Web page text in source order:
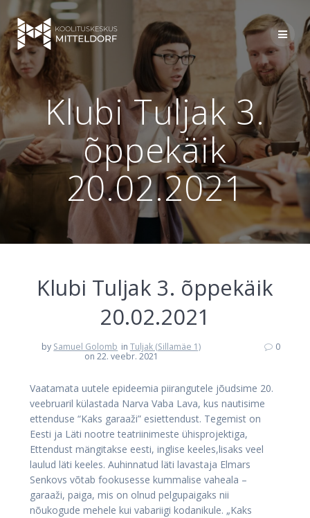
Skip
to
content
Klubi Tuljak 3.
õppekäik
20.02.2021
Klubi Tuljak 3. õppekäik
20.02.2021
by Samuel Golomb in Tuljak (Sillamäe 1)
on 22. veebr. 2021
0
Vaatamata uutele epideemia piirangutele jõudsime 20.
veebruaril külastada Narva Vaba Lava, kus nautisime
ettenduse “Kaks garaaži” esiettendust. Tegemist on
Eesti ja Läti nootre teatriinimeste ühisprojektiga,
Ettendust mängitakse eesti, inglise keeles,lisaks veel
laulud läti keeles. Auhinnatud läti lavastaja Elmars
Senkovs võtab fookusesse kummalise vaheala –
garaaži, paiga, mis on olnud pelgupaigaks nii
nõukogude mehele kui vabariigi kodanikule. „Kaks